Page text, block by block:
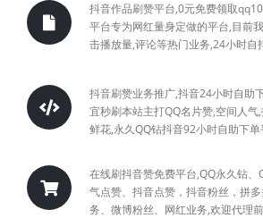
抖音作品刷赞平台,0元免费领取
平台专为网红量身定做的平台,目前
击播放量,评论等热门业务,24小时自
抖音刷赞业务推广,抖音24小时自助
宜秒刷本站主打QQ名片赞,空间人气
鲜花,永久QQ钻抖音92小时自助下
在线刷抖音赞免费平台,QQ永久钻、
气点赞、抖音点赞，抖音粉丝，拼
务、微博粉丝、网红业务,欢迎代理